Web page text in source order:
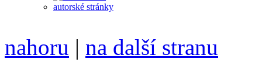
nahoru | na další stranu